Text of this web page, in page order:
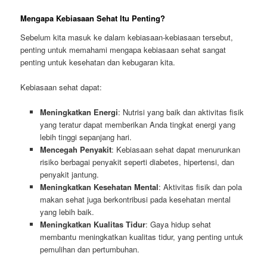
Mengapa Kebiasaan Sehat Itu Penting?
Sebelum kita masuk ke dalam kebiasaan-kebiasaan tersebut,
penting untuk memahami mengapa kebiasaan sehat sangat
penting untuk kesehatan dan kebugaran kita.
Kebiasaan sehat dapat:
Meningkatkan Energi: Nutrisi yang baik dan aktivitas fisik
yang teratur dapat memberikan Anda tingkat energi yang
lebih tinggi sepanjang hari.
Mencegah Penyakit: Kebiasaan sehat dapat menurunkan
risiko berbagai penyakit seperti diabetes, hipertensi, dan
penyakit jantung.
Meningkatkan Kesehatan Mental: Aktivitas fisik dan pola
makan sehat juga berkontribusi pada kesehatan mental
yang lebih baik.
Meningkatkan Kualitas Tidur: Gaya hidup sehat
membantu meningkatkan kualitas tidur, yang penting untuk
pemulihan dan pertumbuhan.